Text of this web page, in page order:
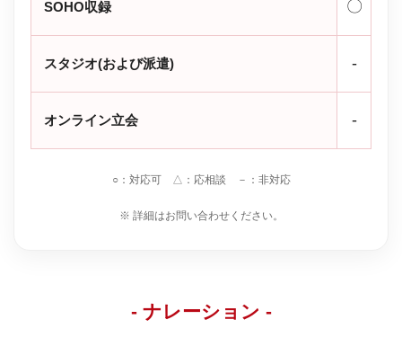
SOHO収録 〇
スタジオ(および派遣) -
オンライン立会 -
○：対応可 △：応相談 －：非対応
※ 詳細はお問い合わせください。
- ナレーション -